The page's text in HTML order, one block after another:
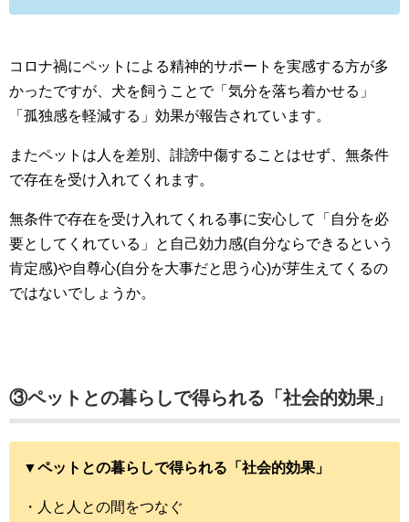
コロナ禍にペットによる精神的サポートを実感する方が多
かったですが、犬を飼うことで「気分を落ち着かせる」
「孤独感を軽減する」効果が報告されています。
またペットは人を差別、誹謗中傷することはせず、無条件
で存在を受け入れてくれます。
無条件で存在を受け入れてくれる事に安心して「自分を必
要としてくれている」と自己効力感(自分ならできるという
肯定感)や自尊心(自分を大事だと思う心)が芽生えてくるの
ではないでしょうか。
③ペットとの暮らしで得られる「社会的効果」
▼ペットとの暮らしで得られる「社会的効果」
・人と人との間をつなぐ